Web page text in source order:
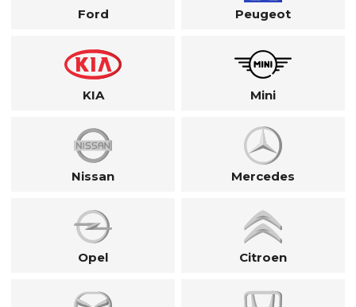
Ford Peugeot
KIA Mini
Nissan Mercedes
Opel Citroen